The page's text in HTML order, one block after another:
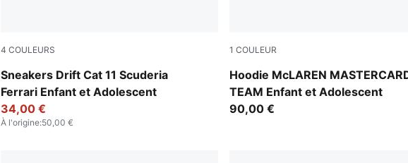
4 COULEURS
Sneakers Drift Cat 11 Scuderia
Ferrari Enfant et Adolescent
PUMA Black-Speed Yellow
34,00 €
À l'origine:50,00 €
1 COULEUR
Hoodie McLAREN
TEAM Enfant et Adolescent
Papaya
90,00 €